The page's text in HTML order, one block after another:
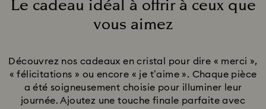
Le cadeau idéal à offrir à ceux que
vous aimez
Découvrez nos cadeaux en cristal pour dire « merci »,
« félicitations » ou encore « je t’aime ». Chaque pièce
a été soigneusement choisie pour illuminer leur
journée. Ajoutez une touche finale parfaite avec